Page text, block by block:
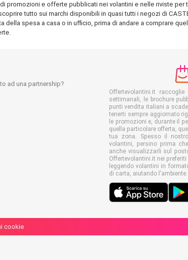
promozioni e offerte pubblicati nei volantini e nelle riviste per
tutto sui marchi disponibili in quasi tutti i negozi di
spesa a casa o in ufficio, prima di andare a comprare
ad una partnership?
Offertevolantini.it
settimanali, le brochure
punti vendita italiani a
tenerti sempre aggiornato
le promozioni e, durante il
quella particolare offerta,
tua zona. Spesso il
volantini, persino prima
anche visualizzarli sul
Offertevolantini.it nei
leggendo volantini in
di carta, aiutando l'ambiente.
cookie